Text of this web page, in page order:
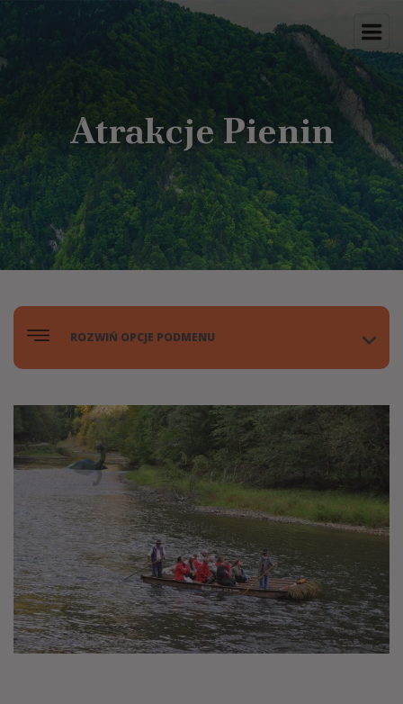
Atrakcje Pienin
ROZWIŃ OPCJE PODMENU